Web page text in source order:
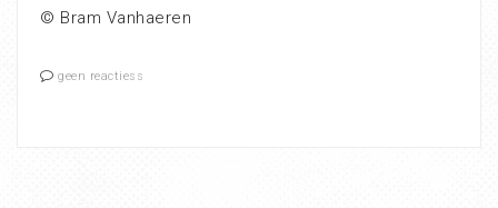
© Bram Vanhaeren
geen reactiess